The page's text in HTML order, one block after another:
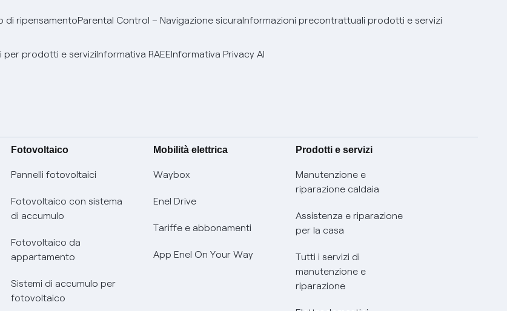
di ripensamentoParental Control – Navigazione sicuraInformazioni precontrattuali prodotti e servizi
per prodotti e serviziInformativa RAEEInformativa Privacy AI
Fotovoltaico
Pannelli fotovoltaici
Fotovoltaico con sistema
di accumulo
Fotovoltaico da
appartamento
Sistemi di accumulo per
fotovoltaico
Mobilità elettrica
Waybox
Enel Drive
Tariffe e abbonamenti
App Enel On Your Way
Prodotti e servizi
Manutenzione e
riparazione caldaia
Assistenza e riparazione
per la casa
Tutti i servizi di
manutenzione e
riparazione